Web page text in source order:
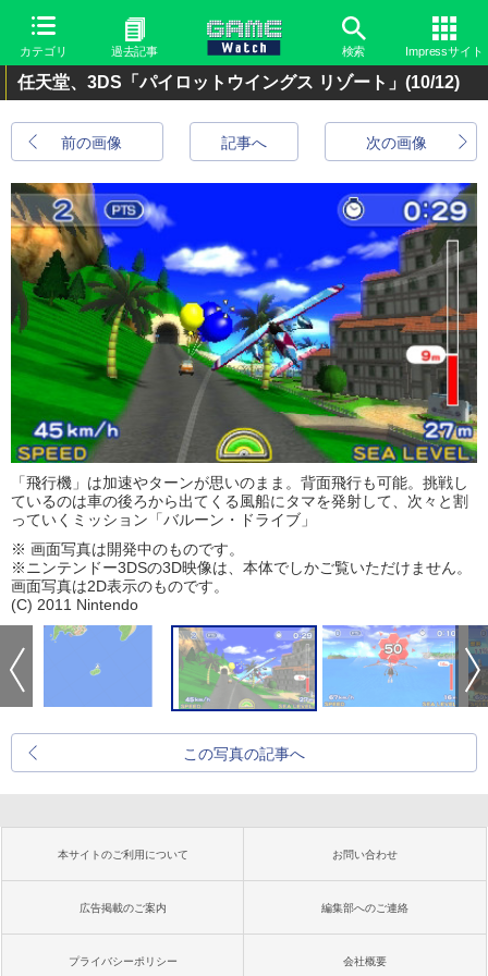
カテゴリ 過去記事 検索 Impressサイト
任天堂、3DS「パイロットウイングス リゾート」 (10/12)
前の画像 次の画像
記事へ
「飛行機」は加速やターンが思いのまま。背面飛行も可能。挑戦し
ているのは車の後ろから出てくる風船にタマを発射して、次々と割
っていくミッション「バルーン・ドライブ」
※ 画面写真は開発中のものです。
※ニンテンドー3DSの3D映像は、本体でしかご覧いただけません。
画面写真は2D表示のものです。
(C) 2011 Nintendo
この写真の記事へ
本サイトのご利用について お問い合わせ
広告掲載のご案内 編集部へのご連絡
プライバシーポリシー 会社概要